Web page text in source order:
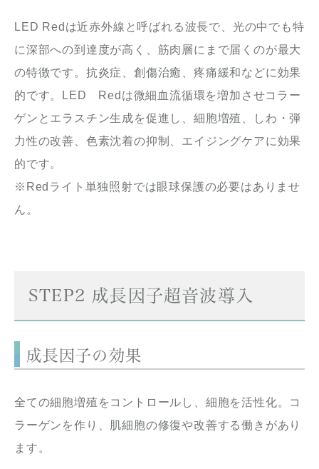
LED Redは近赤外線と呼ばれる波長で、光の中でも特
に深部への到達度が高く、筋肉層にまで届くのが最大
の特徴です。抗炎症、創傷治癒、疼痛緩和などに効果
的です。LED Redは微細血流循環を増加させコラー
ゲンとエラスチン生成を促進し、細胞増殖、しわ・弾
力性の改善、色素沈着の抑制、エイジングケアに効果
的です。
※Redライト単独照射では眼球保護の必要はありませ
ん。
STEP2 成長因子超音波導入
成長因子の効果
全ての細胞増殖をコントロールし、細胞を活性化。コ
ラーゲンを作り、肌細胞の修復や改善する働きがあり
ます。